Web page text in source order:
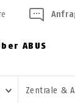
ABUS
Zentrale &